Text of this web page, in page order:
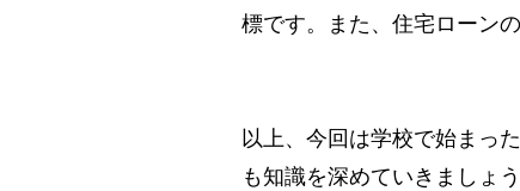
標です。また、住宅ローン
以上、今回は学校で始まっ
も知識を深めていきましょう